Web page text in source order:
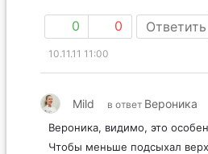
0 0 Ответить
10.11.11 11:00
Mild в ответ Вероника
Вероника, видимо, это
Чтобы меньше подсыхал